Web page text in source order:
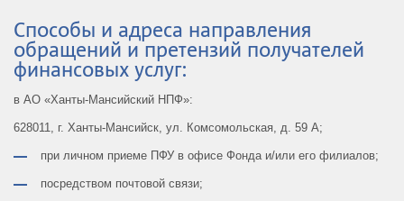
Способы и адреса направления
обращений и претензий получателей
финансовых услуг:
в АО «Ханты-Мансийский НПФ»:
628011, г. Ханты-Мансийск, ул. Комсомольская, д. 59 А;
при личном приеме ПФУ в офисе Фонда и/или его филиалов;
посредством почтовой связи;